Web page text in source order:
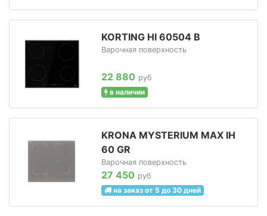
KORTING HI 60504 B
Варочная поверхность
22 880 руб
в наличии
KRONA MYSTERIUM MAX IH
60 GR
Варочная поверхность
27 450 руб
на заказ от 5 до 30 дней